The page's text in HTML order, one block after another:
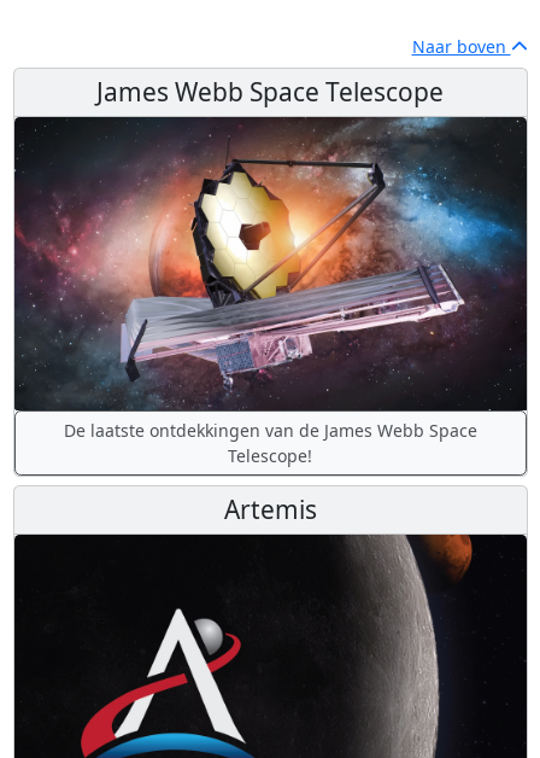
Naar boven
James Webb Space Telescope
De laatste ontdekkingen van de James Webb Space
Telescope!
Artemis